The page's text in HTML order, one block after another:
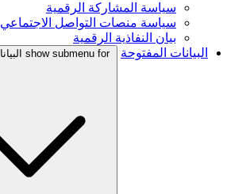
سياسة المشاركة الرقمية
سياسة منصات التواصل الاجتماعي
بيان النفاذية الرقمية
البيانات المفتوحة
show submenu for البيانات المفتوحة